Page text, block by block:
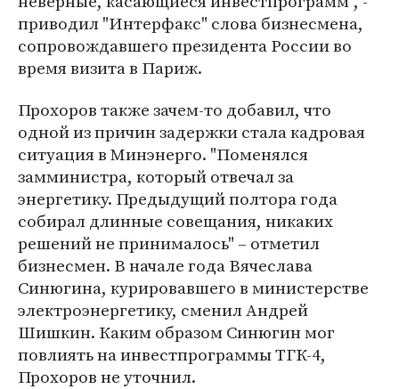
приводил "Интерфакс" слова бизнесмена,
сопровождавшего президента России во
время визита в Париж.
Прохоров также зачем-то добавил, что
одной из причин задержки стала кадровая
ситуация в Минэнерго. "Поменялся
замминистра, который отвечал за
энергетику. Предыдущий полтора года
собирал длинные совещания, никаких
решений не принималось" – отметил
бизнесмен. В начале года Вячеслава
Синюгина, курировавшего в министерстве
электроэнергетику, сменил Андрей
Шишкин. Каким образом Синюгин мог
повлиять на инвестпрограммы ТГК-4,
Прохоров не уточнил.